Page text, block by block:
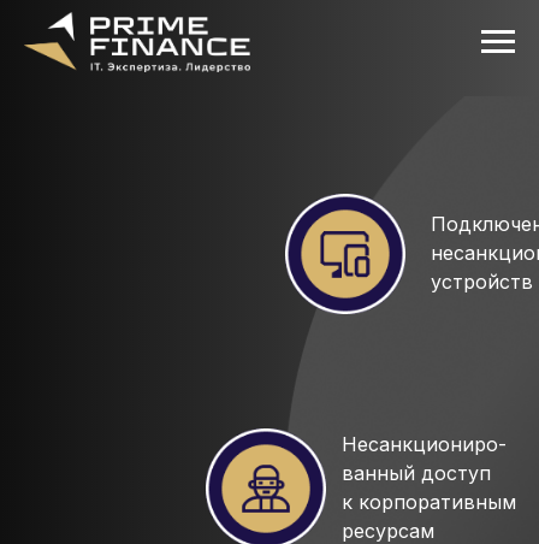
устройств
Несанкциониро-
ванный доступ
к корпоративным
ресурсам